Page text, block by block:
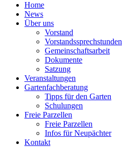
Home
News
Über uns
Vorstand
Vorstandssprechstunden
Gemeinschaftsarbeit
Dokumente
Satzung
Veranstaltungen
Gartenfachberatung
Tipps für den Garten
Schulungen
Freie Parzellen
Freie Parzellen
Infos für Neupächter
Kontakt